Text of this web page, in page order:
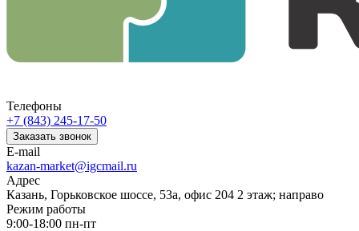
Телефоны
+7 (843) 245-17-50
Заказать звонок
E-mail
kazan-market@igcmail.ru
Адрес
Казань, ​Горьковское шоссе, 53а, офис 204 2 этаж; направо
Режим работы
9:00-18:00 пн-пт